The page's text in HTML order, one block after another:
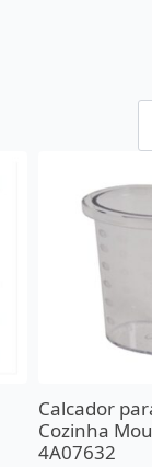
Calcador
Cozinha
4A07632